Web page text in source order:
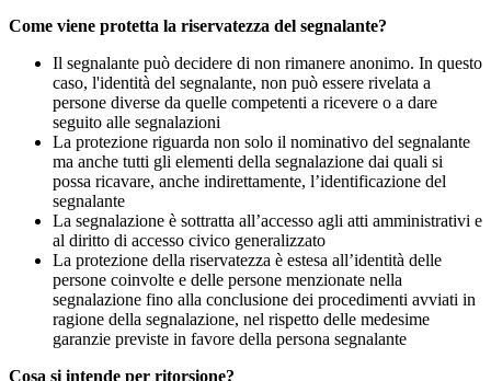
Come viene protetta la riservatezza del segnalante?
Il segnalante può decidere di non rimanere anonimo. In questo
caso, l'identità del segnalante, non può essere rivelata a
persone diverse da quelle competenti a ricevere o a dare
seguito alle segnalazioni
La protezione riguarda non solo il nominativo del segnalante
ma anche tutti gli elementi della segnalazione dai quali si
possa ricavare, anche indirettamente, l’identificazione del
segnalante
La segnalazione è sottratta all’accesso agli atti amministrativi e
al diritto di accesso civico generalizzato
La protezione della riservatezza è estesa all’identità delle
persone coinvolte e delle persone menzionate nella
segnalazione fino alla conclusione dei procedimenti avviati in
ragione della segnalazione, nel rispetto delle medesime
garanzie previste in favore della persona segnalante
Cosa si intende per ritorsione?